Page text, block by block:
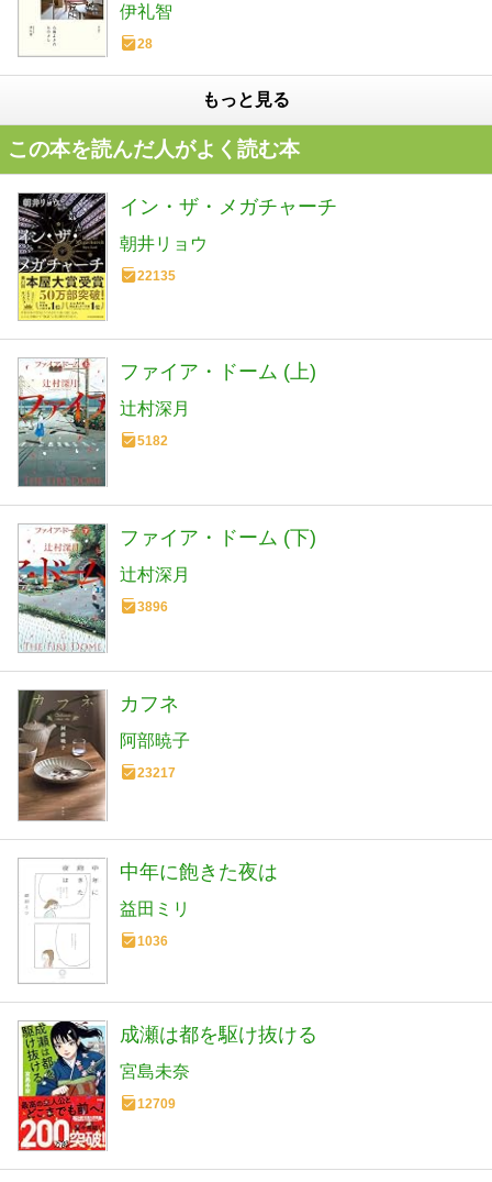
伊礼智
28
もっと見る
この本を読んだ人がよく読む本
イン・ザ・メガチャーチ
朝井リョウ
22135
ファイア・ドーム (上)
辻村深月
5182
ファイア・ドーム (下)
辻村深月
3896
カフネ
阿部暁子
23217
中年に飽きた夜は
益田ミリ
1036
成瀬は都を駆け抜ける
宮島未奈
12709